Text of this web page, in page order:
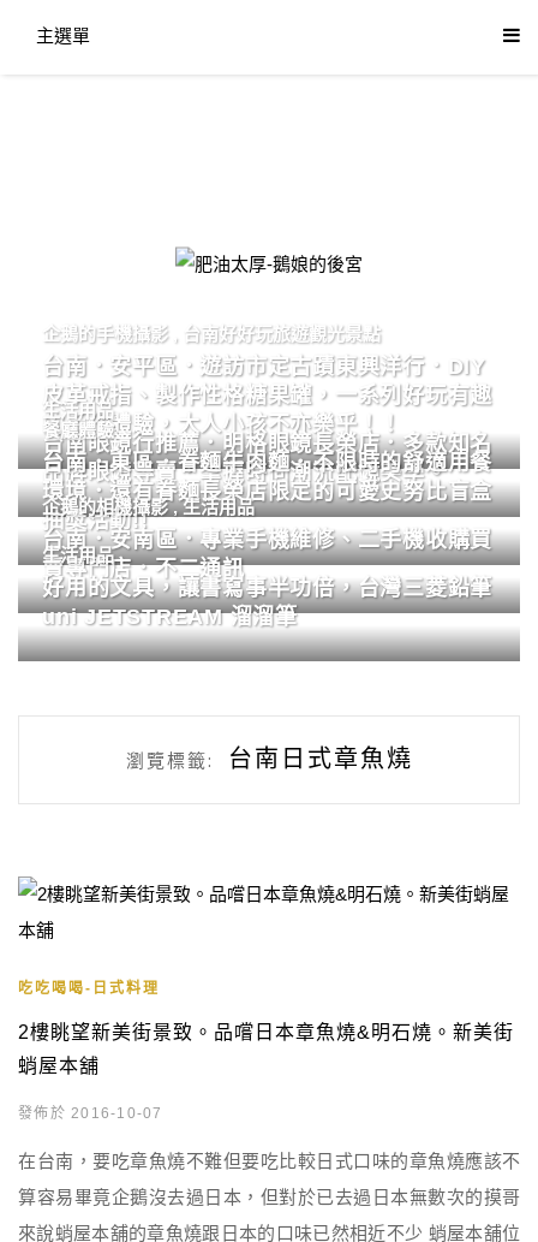
主選單
肥油太厚-鵝娘的後宮
企鵝的手機攝影 台南好好玩旅遊觀光景點
台南．安平區．遊訪市定古蹟東興洋行．DIY
皮革戒指、製作性格糖果罐，一系列好玩有趣
的手作體驗，大人小孩不亦樂乎！！
生活用品
台南眼鏡行推薦．明格眼鏡長榮店．多款知名
品牌眼鏡專賣．掌握時尚潮流配鏡美學。
餐廳體驗
台南．東區．眷麵牛肉麵．不限時的舒適用餐
環境．還有眷麵長榮店限定的可愛史努比盲盒
抽獎活動!!
企鵝的相機攝影,生活用品
台南．安南區．專業手機維修、二手機收購買
賣專門店．不二通訊
生活用品
好用的文具，讓書寫事半功倍，台灣三菱鉛筆
uni JETSTREAM 溜溜筆
瀏覽標籤: 台南日式章魚燒
吃吃喝喝-日式料理
2樓眺望新美街景致。品嚐日本章魚燒&明石燒。新美街
蛸屋本舖
發佈於 2016-10-07
在台南，要吃章魚燒不難但要吃比較日式口味的章魚燒應該不
算容易畢竟企鵝沒去過日本，但對於已去過日本無數次的摸哥
來說蛸屋本舖的章魚燒跟日本的口味已然相近不少 蛸屋本舖位